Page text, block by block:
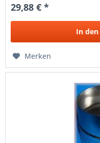
29,88 € *
In den
Merken